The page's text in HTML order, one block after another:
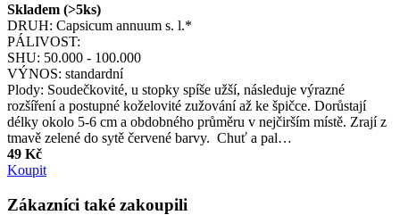
Skladem (>5ks)
DRUH: Capsicum annuum s. l.*
PÁLIVOST:
SHU: 50.000 - 100.000
VÝNOS: standardní
Plody: Soudečkovité, u stopky spíše užší, následuje výrazné
rozšíření a postupné koželovité zužování až ke špičce. Dorůstají
délky okolo 5-6 cm a obdobného průměru v nejčirším místě. Zrají z
tmavě zelené do sytě červené barvy. Chuť a pal…
49 Kč
Koupit
Zákazníci také zakoupili